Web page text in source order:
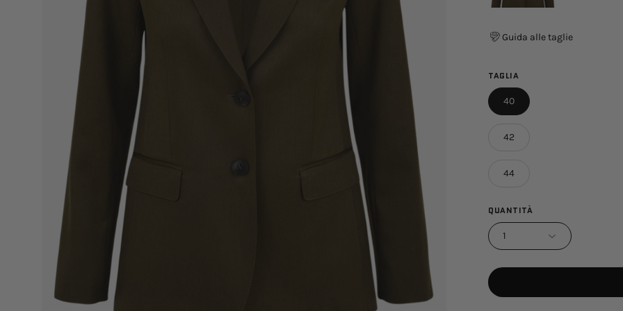
Guida alle taglie
TAGLIA
40
42
44
QUANTITÀ
1